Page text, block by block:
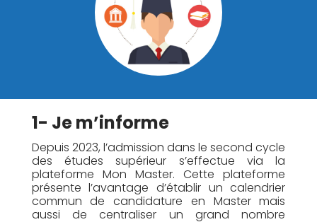
1- Je m’informe
Depuis 2023, l’admission dans le second cycle
des études supérieur s’effectue via la
plateforme Mon Master. Cette plateforme
présente l’avantage d’établir un calendrier
commun de candidature en Master mais
aussi de centraliser un grand nombre